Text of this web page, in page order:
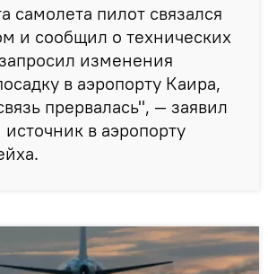
самолета пилот связался
и сообщил о технических
изменения
в аэропорту Каира,
прервалась", — заявил
в аэропорту